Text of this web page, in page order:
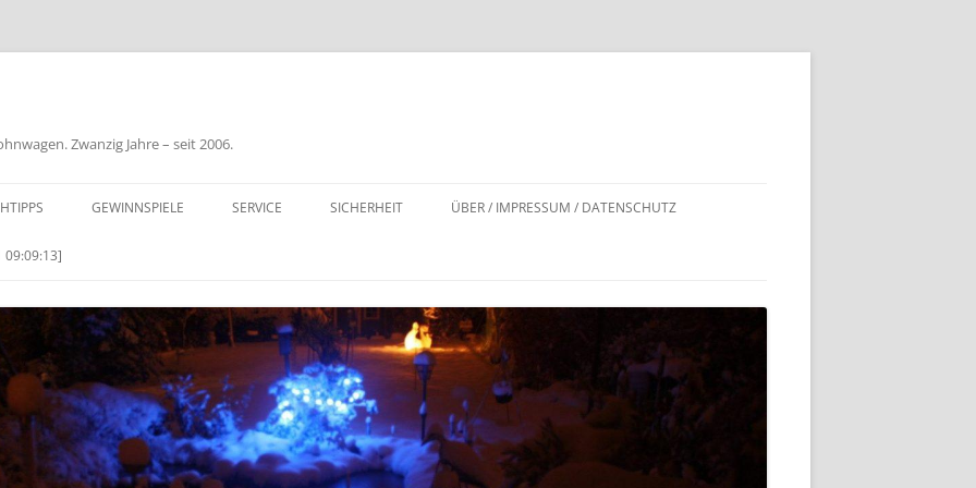
Zwanzig Jahre – seit 2006.
GEWINNSPIELE SERVICE SICHERHEIT ÜBER / IMPRESSUM / DATENSCHUTZ
09:09:13]